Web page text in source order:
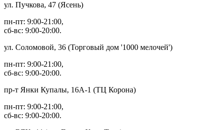
ул. Пучкова, 47 (Ясень)
пн-пт: 9:00-21:00,
сб-вс: 9:00-20:00.
ул. Соломовой, 36 (Торговый дом '1000 мелочей')
пн-пт: 9:00-21:00,
сб-вс: 9:00-20:00.
пр-т Янки Купалы, 16А-1 (ТЦ Корона)
пн-пт: 9:00-21:00,
сб-вс: 9:00-20:00.